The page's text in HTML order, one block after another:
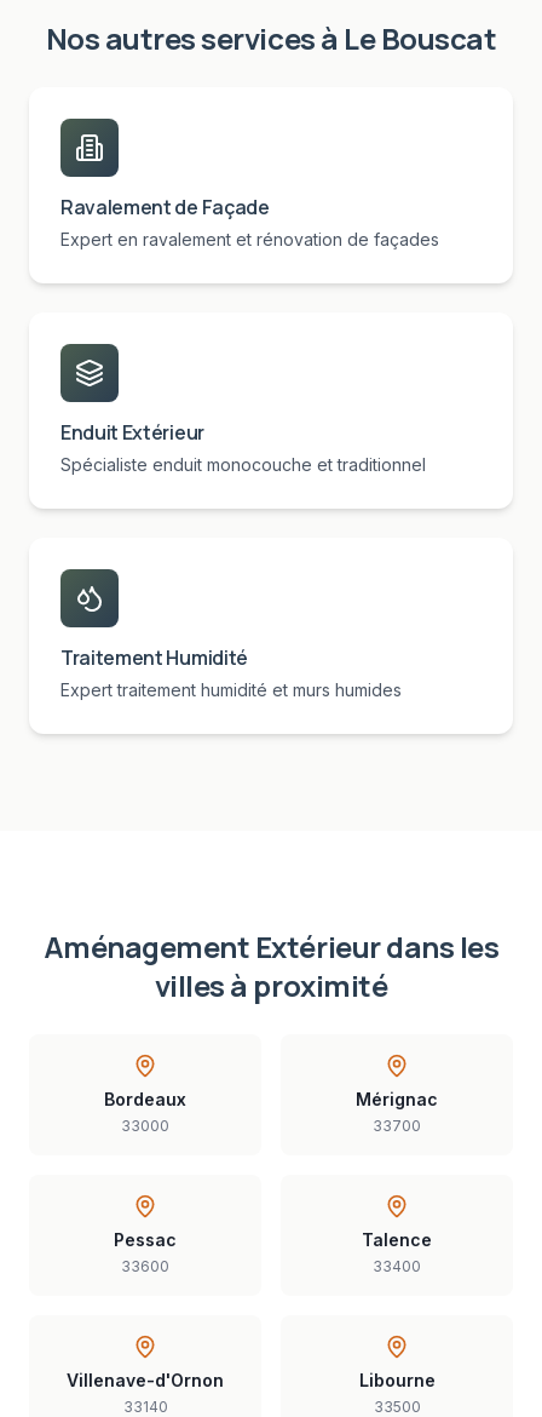
Nos autres services à Le Bouscat
Ravalement de Façade
Expert en ravalement et rénovation de façades
Enduit Extérieur
Spécialiste enduit monocouche et traditionnel
Traitement Humidité
Expert traitement humidité et murs humides
Aménagement Extérieurdans les
villes à proximité
Bordeaux
33000
Mérignac
33700
Pessac
33600
Talence
33400
Villenave-d'Ornon
33140
Libourne
33500